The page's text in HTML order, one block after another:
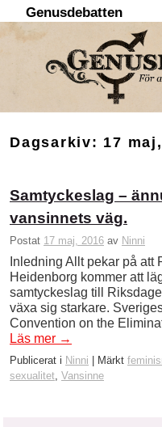
Genusdebatten
Dagsarkiv: 17
Samtyckeslag –
vansinnets väg.
Postat 17 maj, 2016 av Ninni
Inledning Allt pekar på att
Heidenborg kommer att
samtyckeslag till
växa sig starkare.
Convention on the
Läs mer →
Publicerat i Ninni Märkt
sexualitet, Vansinne